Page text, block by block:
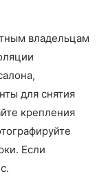
владельцам
для снятия
крепления
Если